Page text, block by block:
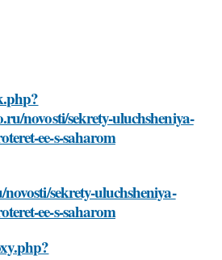
novosti/sekrety-uluchsheniya-
ee-s-saharom
sekrety-uluchsheniya-
ee-s-saharom